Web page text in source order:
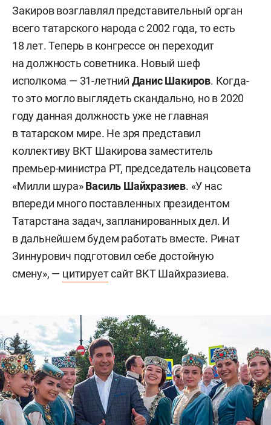
Закиров возглавлял представительный орган
всего татарского народа с 2002 года, то есть
18 лет. Теперь в конгрессе он переходит
на должность советника. Новый шеф
исполкома — 31-летний Данис Шакиров. Когда-
то это могло выглядеть скандально, но в 2020
году данная должность уже не главная
в татарском мире. Не зря представил
коллективу ВКТ Шакирова заместитель
премьер-министра РТ, председатель нацсовета
«Милли шура»Василь Шайхразиев. «У нас
впереди много поставленных президентом
Татарстана задач, запланированных дел. И
в дальнейшем будем работать вместе. Ринат
Зиннурович подготовил себе достойную
смену», — цитируетсайт ВКТ Шайхразиева.